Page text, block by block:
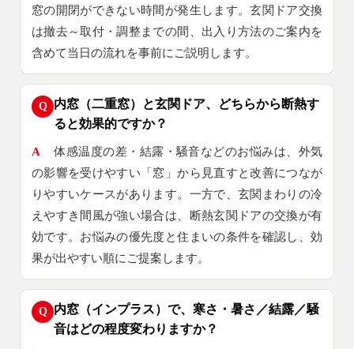
窓の開閉ができない時間が発生します。玄関ドア交換
は撤去～取付・調整までの間、出入り方法のご案内を
含めて当日の流れを事前にご説明します。
Q
内窓（二重窓）と玄関ドア、どちらから断熱す
ると効果的ですか？
A
体感温度の差・結露・騒音などのお悩みは、外気
の影響を受けやすい「窓」から見直すと改善につなが
りやすいケースがあります。一方で、玄関まわりの冷
えやすき間風が強い場合は、断熱玄関ドアの交換が有
効です。お悩みの優先度と住まいの条件を確認し、効
果が出やすい順にご提案します。
Q
内窓（インプラス）で、寒さ・暑さ／結露／騒
音はどの程度変わりますか？